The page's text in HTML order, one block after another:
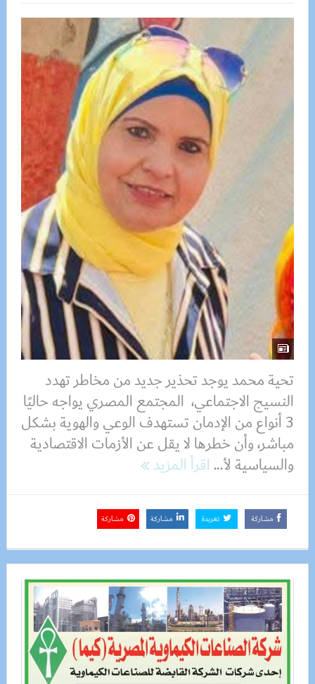
تحية محمد يوجد تحذير جديد من مخاطر تهدد
النسيج الاجتماعي، المجتمع المصري يواجه حاليًا
3 أنواع من الإدمان تستهدف الوعي والهوية بشكل
مباشر، وأن خطرها لا يقل عن الأزمات الاقتصادية
والسياسية لأ...اقرأ المزيد
مشاركة تغريدة مشاركة مشاركة